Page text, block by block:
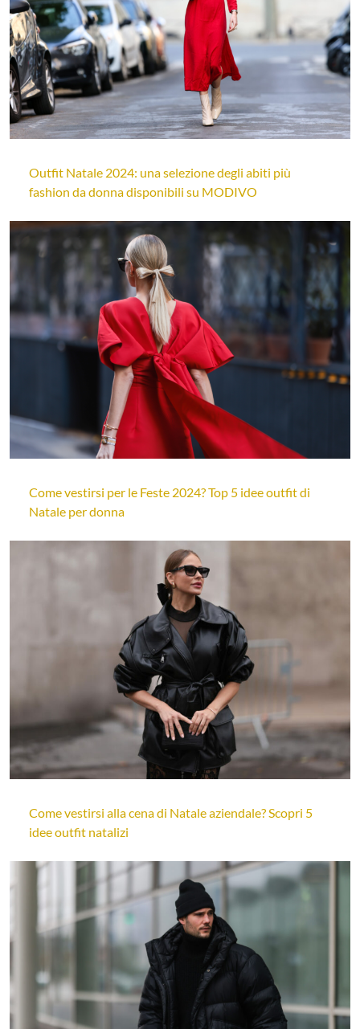
Outfit Natale 2024: una selezione degli abiti più
fashion da donna disponibili su MODIVO
Come vestirsi per le Feste 2024? Top 5 idee outfit di
Natale per donna
Come vestirsi alla cena di Natale aziendale? Scopri 5
idee outfit natalizi